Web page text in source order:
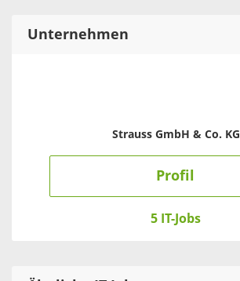
Unternehmen
Strauss GmbH & Co. KG
Profil
5 IT-Jobs